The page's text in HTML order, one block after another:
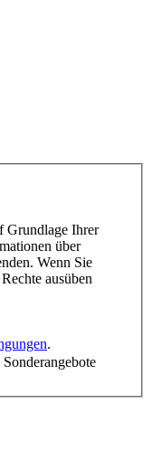
Grundlage Ihrer
über
Wenn Sie
ausüben
.